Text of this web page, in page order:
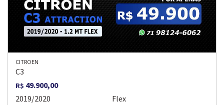
CITROEN
C3
R$ 49.900,00
2019/2020
Flex